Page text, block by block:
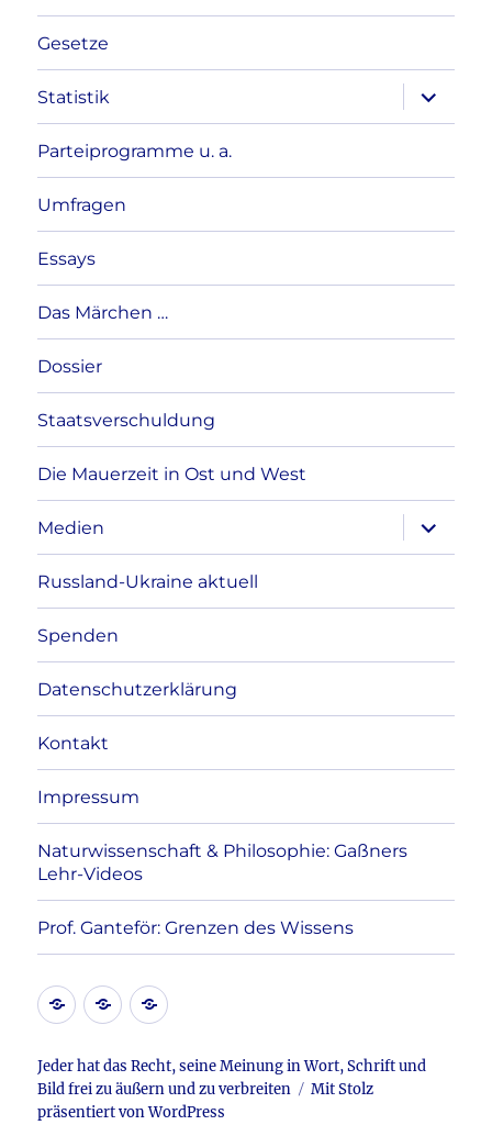
Gesetze
Statistik
anzeigen
Parteiprogramme u. a.
Umfragen
Essays
Das Märchen …
Dossier
Staatsverschuldung
Die Mauerzeit in Ost und West
Medien
anzeigen
Russland-Ukraine aktuell
Spenden
Datenschutzerklärung
Kontakt
Impressum
Naturwissenschaft & Philosophie: Gaßners
Lehr-Videos
Prof. Ganteför: Grenzen des Wissens
KontaktDatenschutzerklärung
Impressum
Jeder hat das Recht, seine Meinung in Wort, Schrift und
Bild frei zu äußern und zu verbreiten
Mit Stolz
präsentiert von WordPress